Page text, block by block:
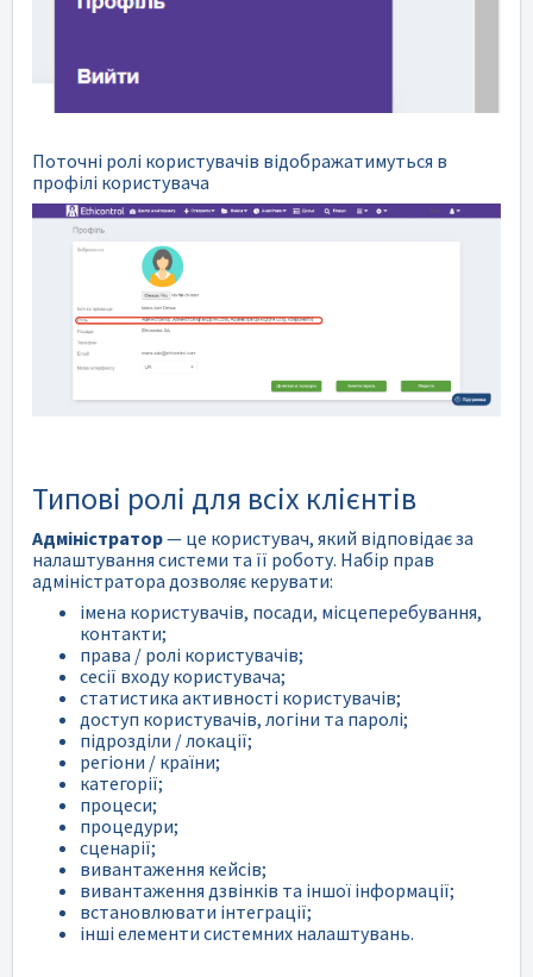
Поточні ролі користувачів відображатимуться в
профілі користувача
Типові ролі для всіх клієнтів
Адміністратор— це користувач, який відповідає за
налаштування системи та її роботу. Набір прав
адміністратора дозволяє керувати:
імена користувачів, посади, місцеперебування,
контакти;
права / ролі користувачів;
сесії входу користувача;
статистика активності користувачів;
доступ користувачів, логіни та паролі;
підрозділи / локації;
регіони / країни;
категорії;
процеси;
процедури;
сценарії;
вивантаження кейсів;
вивантаження дзвінків та іншої інформації;
встановлювати інтеграції;
інші елементи системних налаштувань.